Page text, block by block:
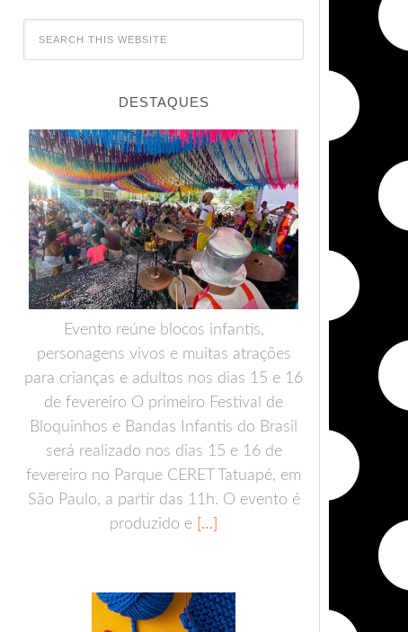
DESTAQUES
Evento reúne blocos infantis,
personagens vivos e muitas atrações
para crianças e adultos nos dias 15 e 16
de fevereiro O primeiro Festival de
Bloquinhos e Bandas Infantis do Brasil
será realizado nos dias 15 e 16 de
fevereiro no Parque CERET Tatuapé, em
São Paulo, a partir das 11h. O evento é
produzido e […]